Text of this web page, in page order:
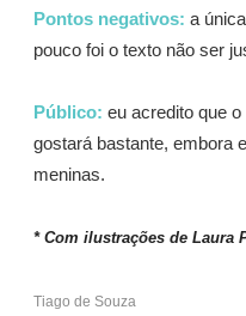
Pontos negativos: a
pouco foi o texto não ser
Público: eu acredito que
gostará bastante, embora
meninas.
* Com ilustrações de Laura
Tiago de Souza